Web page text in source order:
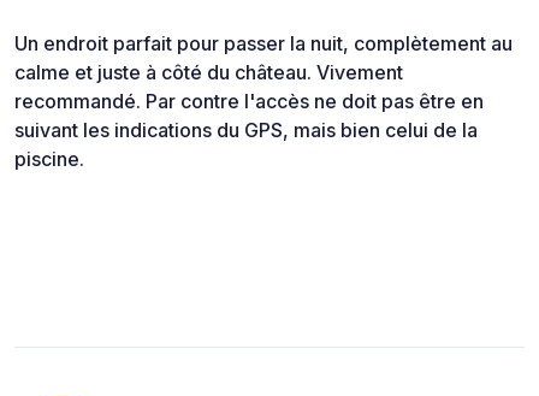
Un endroit parfait pour passer la nuit, complètement au
calme et juste à côté du château. Vivement
recommandé. Par contre l'accès ne doit pas être en
suivant les indications du GPS, mais bien celui de la
piscine.